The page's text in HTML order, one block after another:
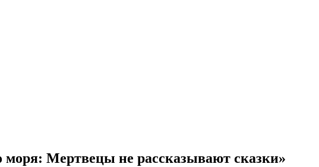
Мертвецы не рассказывают сказки»